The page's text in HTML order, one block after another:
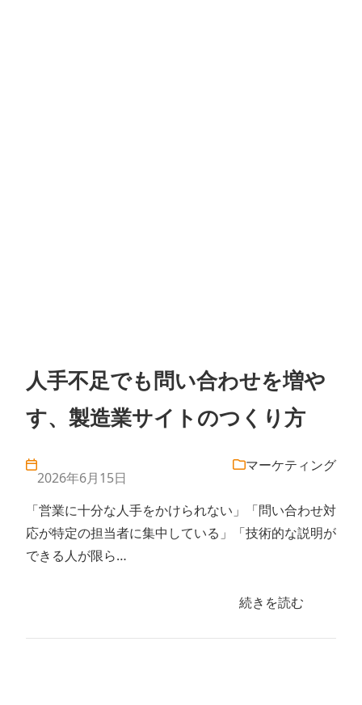
人手不足でも問い合わせを増や
す、製造業サイトのつくり方
2026年6月15日
マーケティング
「営業に十分な人手をかけられない」「問い合わせ対
応が特定の担当者に集中している」「技術的な説明が
できる人が限ら…
続きを読む